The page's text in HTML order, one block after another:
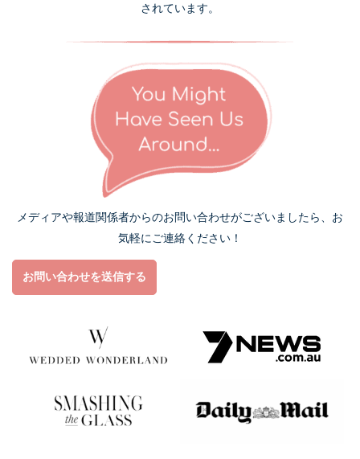
されています。
メディアや報道関係者からのお問い合わせがございましたら、お
気軽にご連絡ください！
お問い合わせを送信する